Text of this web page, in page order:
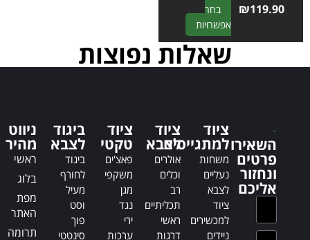
₪119.90
בחר
אפשרויות
l
t
e
i
v
e
שאלות נפוצות
השאירו
פרטים
ונחזור
אליכם
ציוד
למתגייסים
משחות
נעליים
לצבא
ציוד
למכשירים
ניידים
ציוד
לצבא
אולרים
וכלים
רב
תכליתיים
ראשי
דרגות
ציוד
טקטי
פאצ'ים
משקפי
מגן
נגד
ירי
ערכות
ביגוד
לצבא
ביגוד
לחורף
מעיל
וסט
פוך
סינטטי
ניווט
מהיר
ראשי
בלוג
מפת
האתר
תרומה